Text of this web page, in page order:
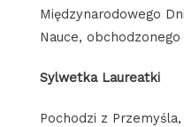
Międzynarodowego
Nauce, obchodzonego
Sylwetka Laureatki
Pochodzi z